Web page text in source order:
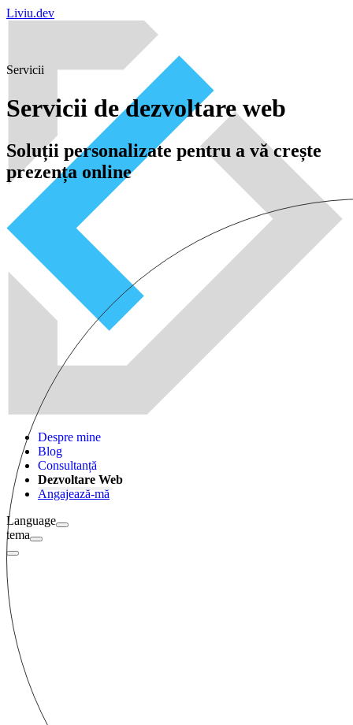
Liviu.dev
Despre mine
Blog
Consultanță
Dezvoltare Web
Angajează-mă
Language
tema
Servicii
Servicii de dezvoltare web
Soluții personalizate pentru a vă crește
prezența online